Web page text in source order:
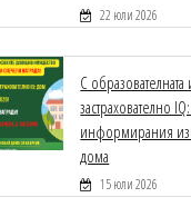
22 юли 2026
С образователната
застрахователно
информирания
дома
15 юли 2026